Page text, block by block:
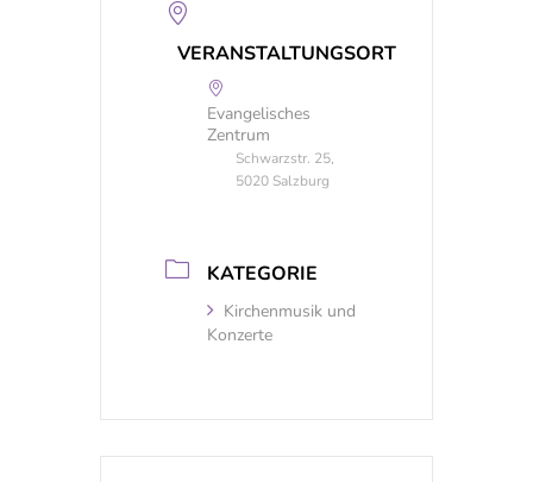
VERANSTALTUNGSORT
Evangelisches
Zentrum
Schwarzstr. 25,
5020 Salzburg
KATEGORIE
Kirchenmusik und
Konzerte